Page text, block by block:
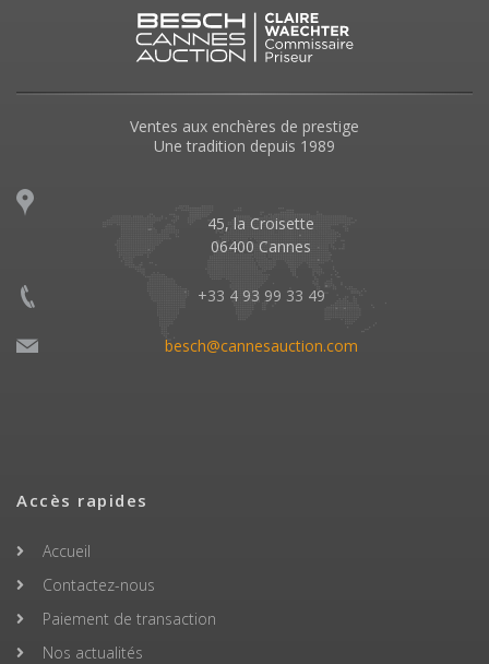
Ventes aux enchères de prestige
Une tradition depuis 1989
45, la Croisette
06400 Cannes
+33 4 93 99 33 49
besch@cannesauction.com
Accès rapides
Accueil
Contactez-nous
Paiement de transaction
Nos actualités